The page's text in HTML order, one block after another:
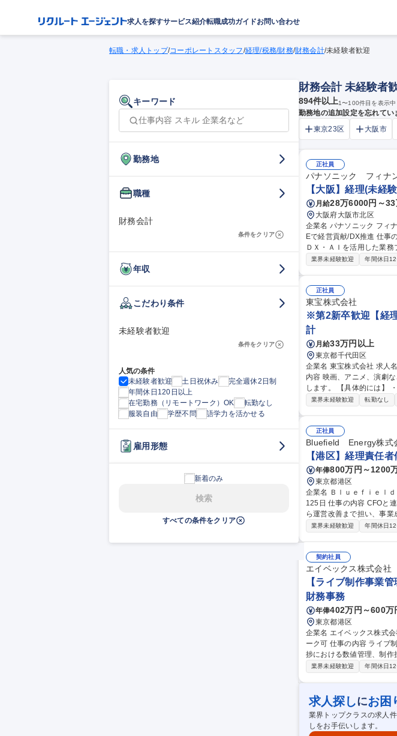
求人を探すサービス紹介転職成功ガイドお問い合わせ
転職・求人トップ/コーポレートスタッフ/経理/税務/財務/財務会計/未経験者歓迎
キーワード
勤務地
職種
財務会計
条件をクリア
年収
こだわり条件
未経験者歓迎
条件をクリア
人気の条件
未経験者歓迎
土日祝休み
完全週休2日制
年間休日120日以上
在宅勤務（リモートワーク）OK
転勤なし
服装自由
学歴不問 語学力を活かせる
雇用形態
新着のみ
検索
すべての条件をクリア
財務会計 未経験者
894件以上1〜100件目を表示中
勤務地の追加設定を忘れてい
東京23区
大阪市
正社員
パナソニック フィナ
【大阪】経理(未経
月給28万6000円～33
大阪府大阪市北区
企業名 パナソニック フィナンシャルエクセレンス
Eで経営貢献/DX推進 仕事の内容 パナソニックグループの経営経理として、決算や予実管理などの経理業務から、
ＤＸ・ＡＩを活用した業務プロセス改
計、予実・資金管理等）
迎）/経理・財務のCoEで経
業界未経験歓迎 年間休日
正社員
東宝株式会社
※第2新卒歓迎【経
計
月給33万円以上
東京都千代田区
企業名 東宝株式会社 求人名 ※第2新卒歓迎【経理担当者】映画・アニメ・演劇のエンタメ企業/リモート可 仕事の
内容 映画、アニメ、演劇
します。 【具体的には】 ・各本部の損益計算および分析業務、支払手続、経費精算システムにかかる業務 ・経営
情報管理システムの帳簿利用にかかる
業界未経験歓迎 転勤なし
正社員
Bluefield Energy株式
【港区】経理責任
年俸800万円～1200
東京都港区
企業名 Ｂｌｕｅｆｉｅｌｄ Ｅｎｅｒｇｙ株式会社 求人名 【
125日 仕事の内容 CFOと連携し管理部門の体制構築を推進いただきます。経理業務・システムのゼロイチ構築か
ら運営改善まで担い、事業成長を財務
見据えた財務経理体制の
業界未経験歓迎 年間休日
契約社員
エイベックス株式会社
【ライブ制作事業
財務事務
年俸402万円～600万
東京都港区
企業名 エイベックス株式会社 求人名 【ライブ制作事業管理/数値管理がメイン】★経理経験者歓迎！リ
ーク可 仕事の内容 ライブ制作事業の事業管理を担当。各制作グループやアーティストプロジェクトごとの予算進
捗における数値管理、制
主業務です 【業務内容詳細】■企画毎（アーティストイベント・ライヴ等）の収益などの数値面での進捗管理 ■付
値管理など、各事業・各
ていただきます。エンタメ業界の事業
管理がメイン】★経理経験
業界未経験歓迎 年間休日
求人探しにお困
業界トップクラスの求人
しをお手伝いします。